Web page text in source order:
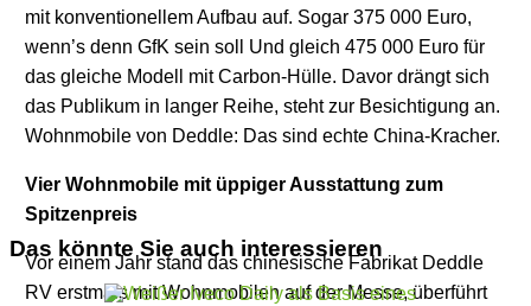
mit konventionellem Aufbau auf. Sogar 375 000 Euro,
wenn’s denn GfK sein soll Und gleich 475 000 Euro für
das gleiche Modell mit Carbon-Hülle. Davor drängt sich
das Publikum in langer Reihe, steht zur Besichtigung an.
Wohnmobile von Deddle: Das sind echte China-Kracher.
Vier Wohnmobile mit üppiger Ausstattung zum
Spitzenpreis
Vor einem Jahr stand das chinesische Fabrikat Deddle
RV erstmals mit Wohnmobilen auf der Messe, überführt
Das könnte Sie auch interessieren